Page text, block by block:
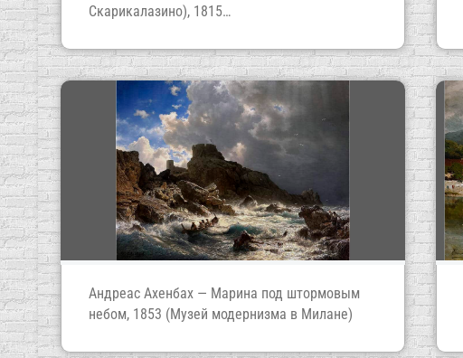
Скарикалазино), 1815
Андреас Ахенбах — Марина под штормовым
небом, 1853 (Музей модернизма в Милане)